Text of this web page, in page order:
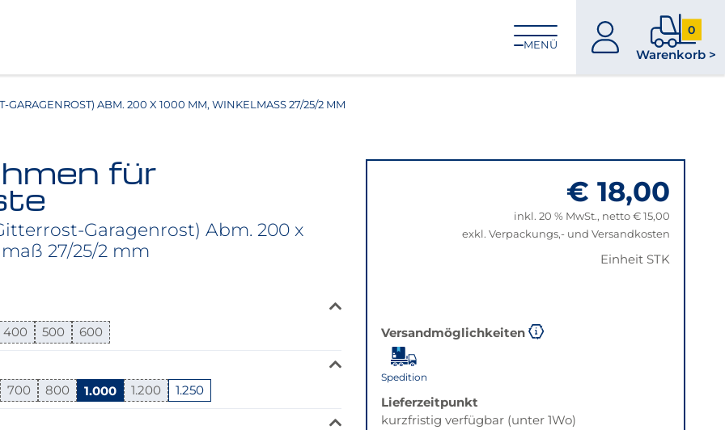
MENÜ
zum
0
Warenkorb >
0
im
ABM. 200 X 1000 MM, WINKELMASS 27/25/2 MM
für
Garagenrost) Abm. 200 x
27/25/2 mm
400 500 600
700 800 1.000 1.200 1.250
€ 18,00
inkl. 20 % MwSt., netto € 15,00
exkl. Verpackungs,- und Versandkosten
Einheit STK
Versandmöglichkeiten
Spedition
Lieferzeitpunkt
kurzfristig verfügbar (unter 1Wo)